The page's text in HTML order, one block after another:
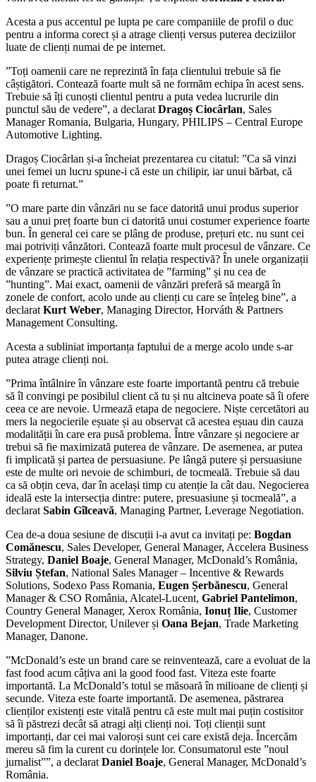
Acesta a pus accentul pe lupta pe care companiile de profil o duc
pentru a informa corect și a atrage clienți versus puterea deciziilor
luate de clienți numai de pe internet.
”Toți oamenii care ne reprezintă în fața clientului trebuie să fie
câștigători. Contează foarte mult să ne formăm echipa în acest sens.
Trebuie să îți cunoști clientul pentru a puta vedea lucrurile din
punctul său de vedere”, a declarat Dragoș Ciocârlan, Sales
Manager Romania, Bulgaria, Hungary, PHILIPS – Central Europe
Automotive Lighting.
Dragoș Ciocârlan și-a încheiat prezentarea cu citatul: ”Ca să vinzi
unei femei un lucru spune-i că este un chilipir, iar unui bărbat, că
poate fi returnat.”
”O mare parte din vânzări nu se face datorită unui produs superior
sau a unui preț foarte bun ci datorită unui costumer experience foarte
bun. În general cei care se plâng de produse, prețuri etc. nu sunt cei
mai potriviți vânzători. Contează foarte mult procesul de vânzare. Ce
experiențe primește clientul în relația respectivă? În unele organizații
de vânzare se practică activitatea de ”farming” și nu cea de
”hunting”. Mai exact, oamenii de vânzări preferă să meargă în
zonele de confort, acolo unde au clienți cu care se înțeleg bine”, a
declarat Kurt Weber, Managing Director, Horváth & Partners
Management Consulting.
Acesta a subliniat importanța faptului de a merge acolo unde s-ar
putea atrage clienți noi.
”Prima întâlnire în vânzare este foarte importantă pentru că trebuie
să îl convingi pe posibilul client că tu și nu altcineva poate să îi ofere
ceea ce are nevoie. Urmează etapa de negociere. Niște cercetători au
mers la negocierile eșuate și au observat că acestea eșuau din cauza
modalității în care era pusă problema. Între vânzare și negociere ar
trebui să fie maximizată puterea de vânzare. De asemenea, ar putea
fi implicată și partea de persuasiune. Pe lângă putere și persuasiune
este de multe ori nevoie de schimburi, de tocmeală. Trebuie să dau
ca să obțin ceva, dar în același timp cu atenție la cât dau. Negocierea
ideală este la intersecția dintre: putere, presuasiune și tocmeală”, a
declarat Sabin Gîlceavă, Managing Partner, Leverage Negotiation.
Cea de-a doua sesiune de discuții i-a avut ca invitați pe: Bogdan
Comănescu, Sales Developer, General Manager, Accelera Business
Strategy, Daniel Boaje, General Manager, McDonald’s România,
Silviu Ștefan, National Sales Manager – Incentive & Rewards
Solutions, Sodexo Pass Romania, Eugen Șerbănescu, General
Manager & CSO România, Alcatel-Lucent, Gabriel Pantelimon,
Country General Manager, Xerox România, Ionuț Ilie, Customer
Development Director, Unilever și Oana Bejan, Trade Marketing
Manager, Danone.
”McDonald’s este un brand care se reinventează, care a evoluat de la
fast food acum câțiva ani la good food fast. Viteza este foarte
importantă. La McDonald’s totul se măsoară în milioane de clienți și
secunde. Viteza este foarte importantă. De asemenea, păstrarea
clienților existenți este vitală pentru că este mult mai puțin costisitor
să îi păstrezi decât să atragi alți clienți noi. Toți clienții sunt
importanți, dar cei mai valoroși sunt cei care există deja. Încercăm
mereu să fim la curent cu dorințele lor. Consumatorul este ”noul
jurnalist””, a declarat Daniel Boaje, General Manager, McDonald’s
România.